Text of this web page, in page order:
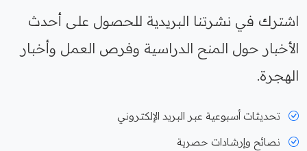
اشترك في نشرتنا البريدية للحصول على أحدث
الأخبار حول المنح الدراسية وفرص العمل وأخبار
الهجرة.
تحديثات أسبوعية عبر البريد الإلكتروني
نصائح وإرشادات حصرية